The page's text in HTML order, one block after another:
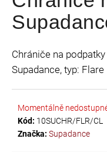
je
0,0
hvězdiček.
Chrániče na
Supadance, typ: Flare
Momentálně
Kód: 10SUCHR/FLR/CL
Značka: Supadance
a
j
t
?
HLEDAT